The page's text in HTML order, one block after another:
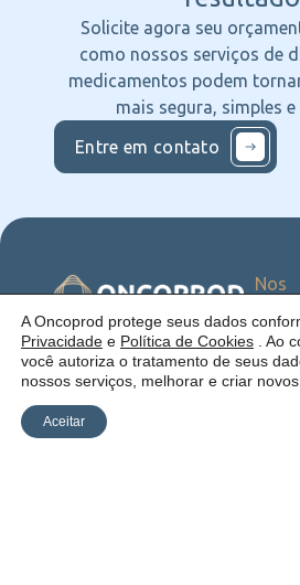
Solicite agora seu
como nossos serviços de
medicamentos podem
mais segura, simples
Entre em contato
Uma empresa:
Nos
nas
A Oncoprod protege seus dados
Privacidade e Política de Cookies . Ao
você autoriza o tratamento de seus
nossos serviços, melhorar e criar
Aceitar